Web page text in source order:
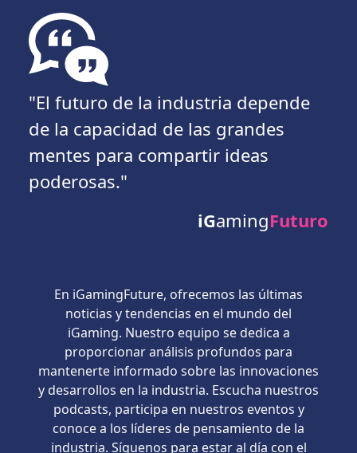
"El futuro de la industria depende
de la capacidad de las grandes
mentes para compartir ideas
poderosas."
iGamingFuturo
En iGamingFuture, ofrecemos las últimas
noticias y tendencias en el mundo del
iGaming. Nuestro equipo se dedica a
proporcionar análisis profundos para
mantenerte informado sobre las innovaciones
y desarrollos en la industria. Escucha nuestros
podcasts, participa en nuestros eventos y
conoce a los líderes de pensamiento de la
industria. Síguenos para estar al día con el